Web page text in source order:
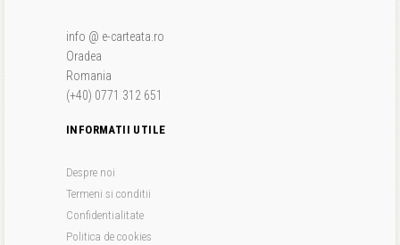
info @ e-carteata.ro
Oradea
Romania
(+40) 0771 312 651
INFORMATII UTILE
Despre noi
Termeni si conditii
Confidentialitate
Politica de cookies